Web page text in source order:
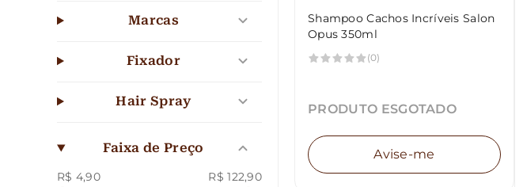
Marcas
Fixador
Hair Spray
Faixa de Preço
R$ 4,90 R$ 122,90
Shampoo Cachos Incríveis Salon
Opus 350ml
(0)
PRODUTO ESGOTADO
Avise-me